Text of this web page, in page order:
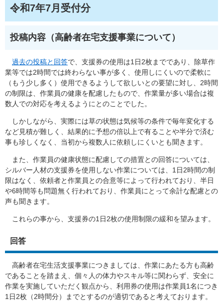
令和7年7月受付分
投稿内容（高齢者在宅支援事業について）
過去の投稿と回答で、支援券の使用は1日2枚までであり、除草作
業等では2時間では終わらない事が多く、使用しにくいので柔軟に
（もう少し多く）使用できるようして欲しいとの要望に対し、2時間
の制限は、作業員の健康を配慮したもので、作業量が多い場合は複
数人での対応を考えるようにとのことでした。
しかしながら、実際には草の状態は気候等の条件で毎年変化する
など見積が難しく、結果的に予想の倍以上で有ることや半分で済む
事も珍しくなく、当初から複数人に依頼しにくいとも聞きます。
また、作業員の健康状態に配慮しての措置との回答については、
シルバー人材の支援券を使用しない作業については、1日2時間の制
限はなく、依頼者と作業員との合意等によって行われており、半日
や6時間等も問題無く行われており、作業員にとって余計な配慮との
声も聞きます。
これらの事から、支援券の1日2枚の使用制限の緩和を望みます。
回答
高齢者在宅生活支援事業につきましては、作業にあたる方も高齢
であることを踏まえ、個々人の体力やスキル等に関わらず、安全に
作業を実施していただく観点から、利用券の使用は作業員1名につき
1日2枚（2時間分）までとするのが適切であると考えております。